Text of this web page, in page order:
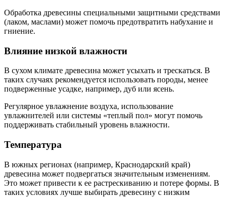
Обработка древесины специальными защитными средствами
(лаком, маслами) может помочь предотвратить набухание и
гниение.
Влияние низкой влажности
В сухом климате древесина может усыхать и трескаться. В
таких случаях рекомендуется использовать породы, менее
подверженные усадке, например, дуб или ясень.
Регулярное увлажнение воздуха, использование
увлажнителей или системы «теплый пол» могут помочь
поддерживать стабильный уровень влажности.
Температура
В южных регионах (например, Краснодарский край)
древесина может подвергаться значительным изменениям.
Это может привести к ее растрескиванию и потере формы. В
таких условиях лучше выбирать древесину с низким